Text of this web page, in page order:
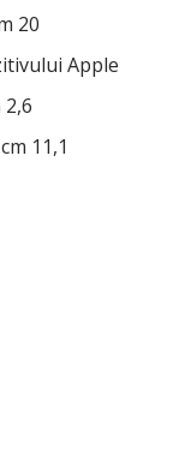
20
Apple
11,1